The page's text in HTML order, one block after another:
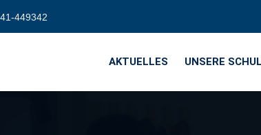
449342
AKTUELLES UNSERE